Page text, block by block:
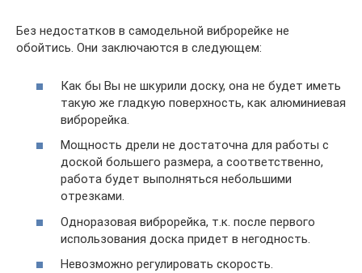
Без недостатков в самодельной виброрейке не
обойтись. Они заключаются в следующем:
Как бы Вы не шкурили доску, она не будет иметь
такую же гладкую поверхность, как алюминиевая
виброрейка.
Мощность дрели не достаточна для работы с
доской большего размера, а соответственно,
работа будет выполняться небольшими
отрезками.
Одноразовая виброрейка, т.к. после первого
использования доска придет в негодность.
Невозможно регулировать скорость.